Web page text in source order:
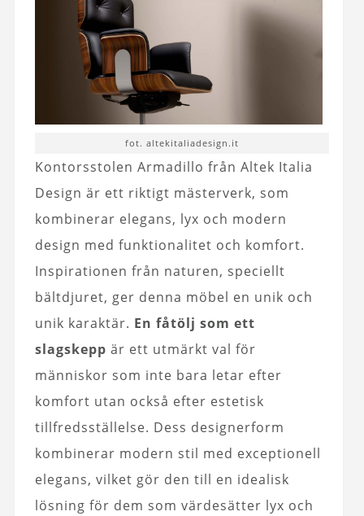
fot. altekitaliadesign.it
Kontorsstolen Armadillo från Altek Italia
Design är ett riktigt mästerverk, som
kombinerar elegans, lyx och modern
design med funktionalitet och komfort.
Inspirationen från naturen, speciellt
bältdjuret, ger denna möbel en unik och
unik karaktär. En fåtölj som ett
slagskepp är ett utmärkt val för
människor som inte bara letar efter
komfort utan också efter estetisk
tillfredsställelse. Dess designerform
kombinerar modern stil med exceptionell
elegans, vilket gör den till en idealisk
lösning för dem som värdesätter lyx och